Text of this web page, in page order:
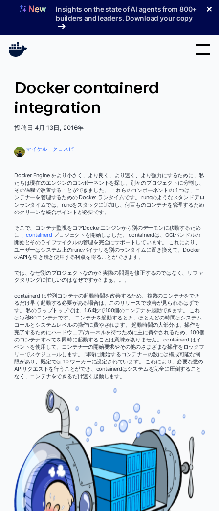
へ
Insights on the state of AI agents from 800+
builders and leaders. Download your copy
✕
ドキュメント
索
サインイン
Docker containerd
integration
投稿日 4月 13日, 2016年
マイケル・クロスビー
Docker Engine をより小さく、より良く、より速く、より強力にするために、私
たちは現在のエンジンのコンポーネントを探し、別々のプロジェクトに分割し、
その過程で改善することができました。 これらのコンポーネントの 1 つは、コ
ンテナーを管理するための Docker ランタイムです。 runcのようなスタンドアロ
ンランタイムでは、runcをスタックに追加し、何百ものコンテナを管理するため
のクリーンな統合ポイントが必要です。
そこで、コンテナ監視をコアDockerエンジンから別のデーモンに移動するため
に 、containerd プロジェクトを開始しました。 containerdは、OCIバンドルの
開始とそのライフサイクルの管理を完全にサポートしています。 これにより、
ユーザーはシステム上のruncバイナリを別のランタイムに置き換えて、Docker
のAPIを引き続き使用する利点を得ることができます。
では、なぜ別のプロジェクトなのか? 実際の問題を修正するのではなく、リファ
クタリングに忙しいのはなぜですか? まぁ。。。
containerd は並列コンテナの起動時間を改善するため、複数のコンテナをでき
るだけ早く起動する必要がある場合は、このリリースで改善が見られるはずで
す。 私のラップトップでは、1.64秒で100個のコンテナを起動できます。 これ
は毎秒60コンテナです。 コンテナを起動するとき、ほとんどの時間はシステム
コールとシステムレベルの操作に費やされます。 起動時間の大部分は、操作を
完了するためにハードウェア/カーネルを待つために主に費やされるため、100個
のコンテナすべてを同時に起動することは意味がありません。 containerd はイ
ベントを使用して、コンテナーの開始要求やその他のさまざまな操作をロックフ
リーでスケジュールします。 同時に開始するコンテナーの数には構成可能な制
限があり、既定では 10 ワーカーに設定されています。 これにより、必要な数の
APIリクエストを行うことができ、containerdはシステムを完全に圧倒すること
なく、コンテナをできるだけ速く起動します。